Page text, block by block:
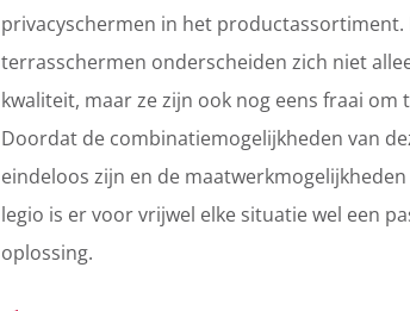
privacyschermen in het productassortiment.
terrasschermen onderscheiden zich niet
kwaliteit, maar ze zijn ook nog eens fraai om
Doordat de combinatiemogelijkheden van
eindeloos zijn en de maatwerkmogelijkheden
legio is er voor vrijwel elke situatie wel een
oplossing.